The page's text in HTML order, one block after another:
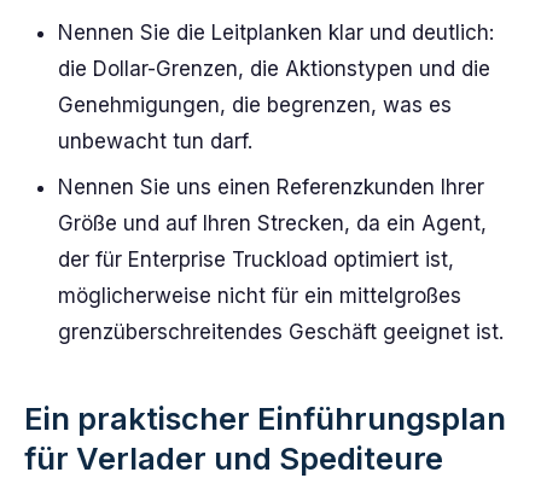
Nennen Sie die Leitplanken klar und deutlich:
die Dollar-Grenzen, die Aktionstypen und die
Genehmigungen, die begrenzen, was es
unbewacht tun darf.
Nennen Sie uns einen Referenzkunden Ihrer
Größe und auf Ihren Strecken, da ein Agent,
der für Enterprise Truckload optimiert ist,
möglicherweise nicht für ein mittelgroßes
grenzüberschreitendes Geschäft geeignet ist.
Ein praktischer Einführungsplan
für Verlader und Spediteure